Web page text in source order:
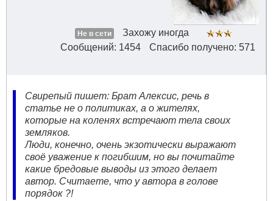
Не в сети
Захожу иногда
Сообщений: 1454
Спасибо получено: 571
Свирепый пишет: Брат Алексис, речь в
статье не о политиках, а о жителях,
которые на коленях встречают тела своих
земляков.
Люди, конечно, очень экзотически выражают
своё уважение к погибшим, но вы почитайте
какие бредовые выводы из этого делает
автор. Считаете, что у автора в голове
порядок ?!